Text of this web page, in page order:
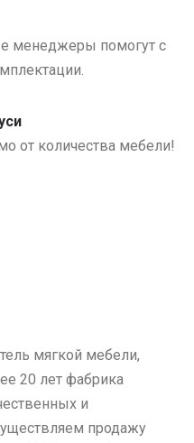
менеджеры помогут с
от количества мебели!
мягкой мебели,
20 лет фабрика
и
продажу